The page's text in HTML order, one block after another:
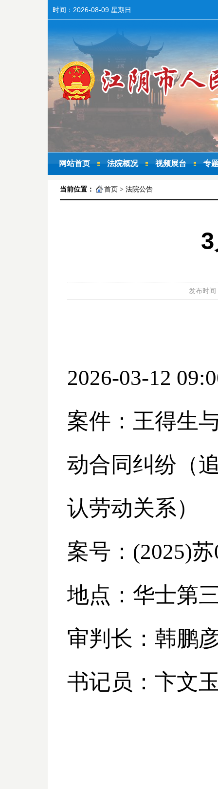
时间： 2026-08-09 星期日
网站首页 法院概况 视频展台 专
当前位置： 首页 > 法院公告
发布时
2026-03-12
案件：王得生
动合同纠纷（
认劳动关系）
案号： (2025)
地点：华士第
审判长：韩鹏
书记员：卞文